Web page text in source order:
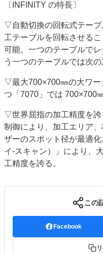
〔INFINITY の特長〕
▽自動切換の回転式テー
工テーブルを回転させる
可能。一つのテーブルで
う一つのテーブルでは次
▽最大700×700㎜の大ワー
つ「7070」では 700×700
▽世界屈指の加工精度を誇
制御により、加工エリア
ザーのスポット径が最適
イ-スキャン）」により、
工精度を誇る。
この
Facebook